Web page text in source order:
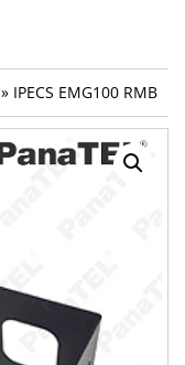
» IPECS EMG100 RMB